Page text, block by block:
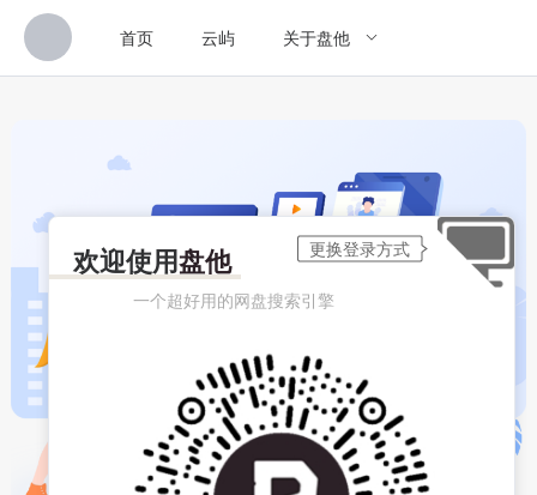
首页 云屿 关于盘他
欢迎使用盘他
一个超好用的网盘搜索引擎